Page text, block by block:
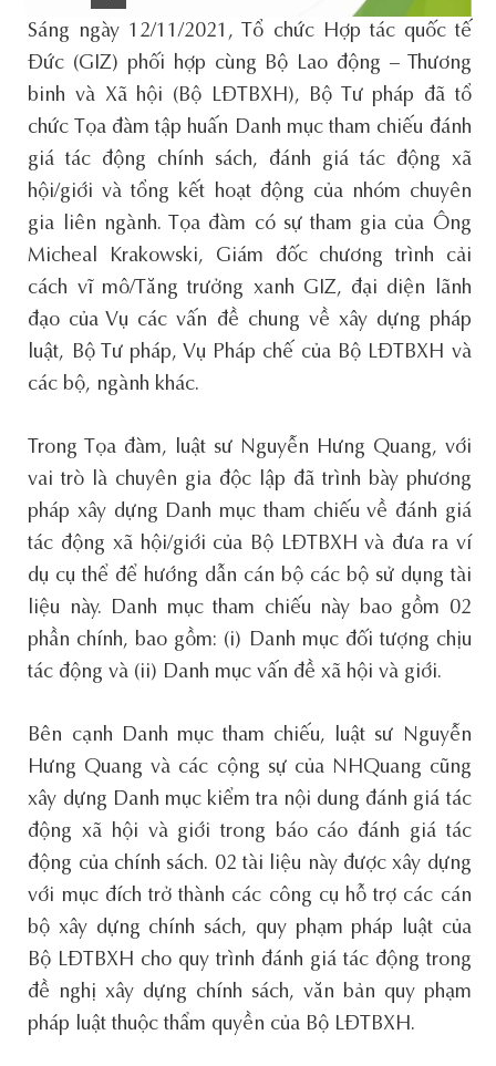
Sáng ngày 12/11/2021, Tổ chức Hợp tác quốc tế
Đức (GIZ) phối hợp cùng Bộ Lao động – Thương
binh và Xã hội (Bộ LĐTBXH), Bộ Tư pháp đã tổ
chức Tọa đàm tập huấn Danh mục tham chiếu đánh
giá tác động chính sách, đánh giá tác động xã
hội/giới và tổng kết hoạt động của nhóm chuyên
gia liên ngành. Tọa đàm có sự tham gia của Ông
Micheal Krakowski, Giám đốc chương trình cải
cách vĩ mô/Tăng trưởng xanh GIZ, đại diện lãnh
đạo của Vụ các vấn đề chung về xây dựng pháp
luật, Bộ Tư pháp, Vụ Pháp chế của Bộ LĐTBXH và
các bộ, ngành khác.
Trong Tọa đàm, luật sư Nguyễn Hưng Quang, với
vai trò là chuyên gia độc lập đã trình bày phương
pháp xây dựng Danh mục tham chiếu về đánh giá
tác động xã hội/giới của Bộ LĐTBXH và đưa ra ví
dụ cụ thể để hướng dẫn cán bộ các bộ sử dụng tài
liệu này. Danh mục tham chiếu này bao gồm 02
phần chính, bao gồm: (i) Danh mục đối tượng chịu
tác động và (ii) Danh mục vấn đề xã hội và giới.
Bên cạnh Danh mục tham chiếu, luật sư Nguyễn
Hưng Quang và các cộng sự của NHQuang cũng
xây dựng Danh mục kiểm tra nội dung đánh giá tác
động xã hội và giới trong báo cáo đánh giá tác
động của chính sách. 02 tài liệu này được xây dựng
với mục đích trở thành các công cụ hỗ trợ các cán
bộ xây dựng chính sách, quy phạm pháp luật của
Bộ LĐTBXH cho quy trình đánh giá tác động trong
đề nghị xây dựng chính sách, văn bản quy phạm
pháp luật thuộc thẩm quyền của Bộ LĐTBXH.